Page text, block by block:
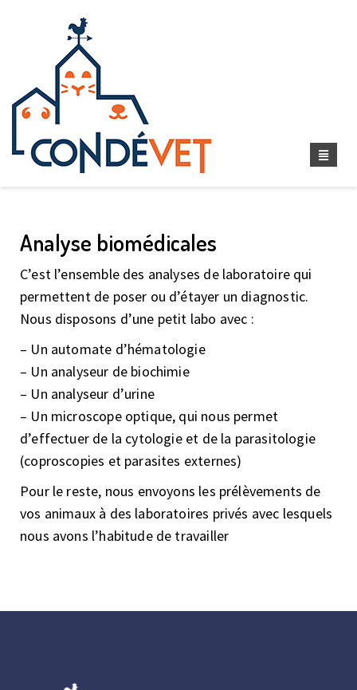
Analyse biomédicales
C’est l’ensemble des analyses de laboratoire qui
permettent de poser ou d’étayer un diagnostic.
Nous disposons d’une petit labo avec :
– Un automate d’hématologie
– Un analyseur de biochimie
– Un analyseur d’urine
– Un microscope optique, qui nous permet
d’effectuer de la cytologie et de la parasitologie
(coproscopies et parasites externes)
Pour le reste, nous envoyons les prélèvements de
vos animaux à des laboratoires privés avec lesquels
nous avons l’habitude de travailler